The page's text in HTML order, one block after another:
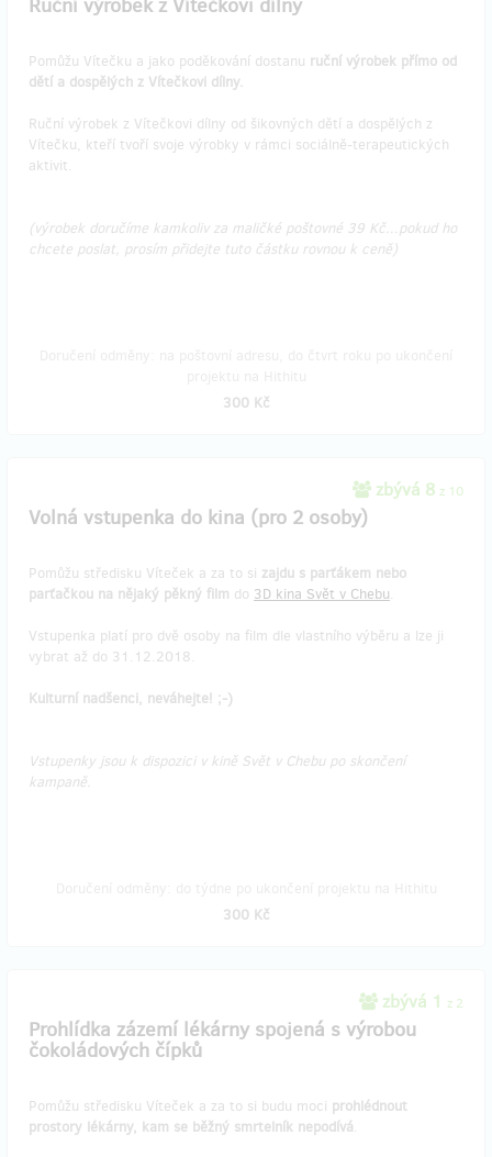
Pomůžu Vítečku a jako poděkování dostanu ruční výrobek přímo od
dětí a dospělých z Vítečkovi dílny.
Ruční výrobek z Vítečkovi dílny od šikovných dětí a dospělých z
Vítečku, kteří tvoří svoje výrobky v rámci sociálně-terapeutických
aktivit.
(výrobek doručíme kamkoliv za maličké poštovné 39 Kč...pokud ho
chcete poslat, prosím přidejte tuto částku rovnou k ceně)
300 Kč
zbývá 8 z 10
Volná vstupenka do kina (pro 2 osoby)
Pomůžu středisku Víteček a za to si zajdu s parťákem nebo
parťačkou na nějaký pěkný film do 3D kina Svět v Chebu.
Vstupenka platí pro dvě osoby na film dle vlastního výběru a lze ji
vybrat až do 31.12.2018.
Kulturní nadšenci, neváhejte! ;-)
Vstupenky jsou k dispozici v kině Svět v Chebu po skončení
kampaně.
300 Kč
zbývá 1 z 2
Prohlídka zázemí lékárny spojená s výrobou
čokoládových čípků
Pomůžu středisku Víteček a za to si budu moci prohlédnout
prostory lékárny, kam se běžný smrtelník nepodívá.